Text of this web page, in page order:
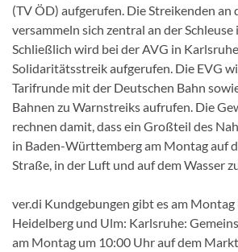
(TV ÖD) aufgerufen. Die Streikenden an
versammeln sich zentral an der
Schließlich wird bei der AVG in
Solidaritätsstreik aufgerufen. Die EVG
Tarifrunde mit der Deutschen Bahn
Bahnen zu Warnstreiks aufrufen. Die
rechnen damit, dass ein Großteil des
in Baden-Württemberg am Montag auf
Straße, in der Luft und auf dem Wasser
ver.di Kundgebungen gibt es am
Heidelberg und Ulm: Karlsruhe:
am Montag um 10:00 Uhr auf dem